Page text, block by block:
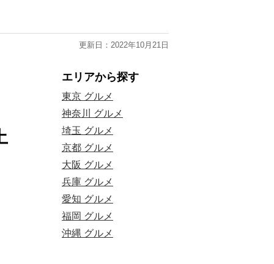
更新日：2022年10月21日
エリアから探す
東京 グルメ
神奈川 グルメ
埼玉 グルメ
京都 グルメ
大阪 グルメ
兵庫 グルメ
愛知 グルメ
福岡 グルメ
沖縄 グルメ